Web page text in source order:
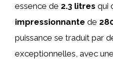
essence de 2.3 litres qui
impressionnante de
puissance se traduit par
exceptionnelles, avec